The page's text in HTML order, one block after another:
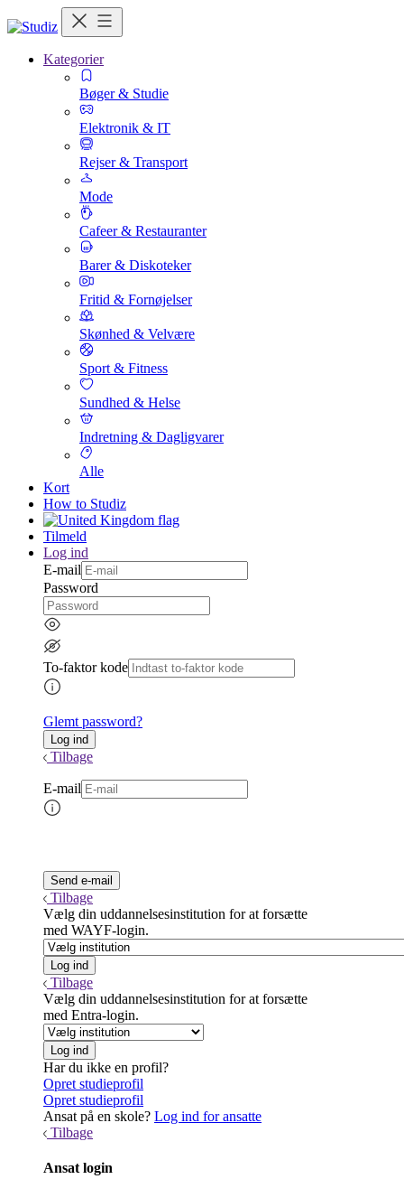
Kategorier
Bøger & Studie
Elektronik & IT
Rejser & Transport
Mode
Cafeer & Restauranter
Barer & Diskoteker
Fritid & Fornøjelser
Skønhed & Velvære
Sport & Fitness
Sundhed & Helse
Indretning & Dagligvarer
Alle
Kort
How to Studiz
Tilmeld
Log ind
E-mail
Password
To-faktor kode
Glemt password?
Tilbage
E-mail
Tilbage
Vælg din uddannelsesinstitution for at forsætte
med WAYF-login.
Tilbage
Vælg din uddannelsesinstitution for at forsætte
med Entra-login.
Har du ikke en profil?
Opret studieprofil
Opret studieprofil
Ansat på en skole? Log ind for ansatte
Tilbage
Ansat login